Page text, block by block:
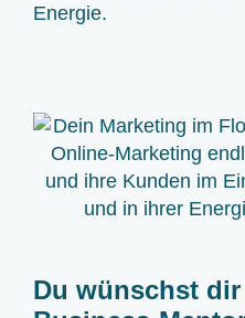
Energie.
Du wünschst